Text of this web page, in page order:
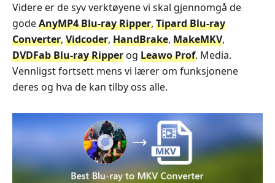
Videre er de syv verktøyene vi skal gjennomgå de
godeAnyMP4 Blu-ray Ripper, Tipard Blu-ray
Converter, Vidcoder, HandBrake, MakeMKV,
DVDFab Blu-ray Ripper og Leawo Prof. Media.
Vennligst fortsett mens vi lærer om funksjonene
deres og hva de kan tilby oss alle.